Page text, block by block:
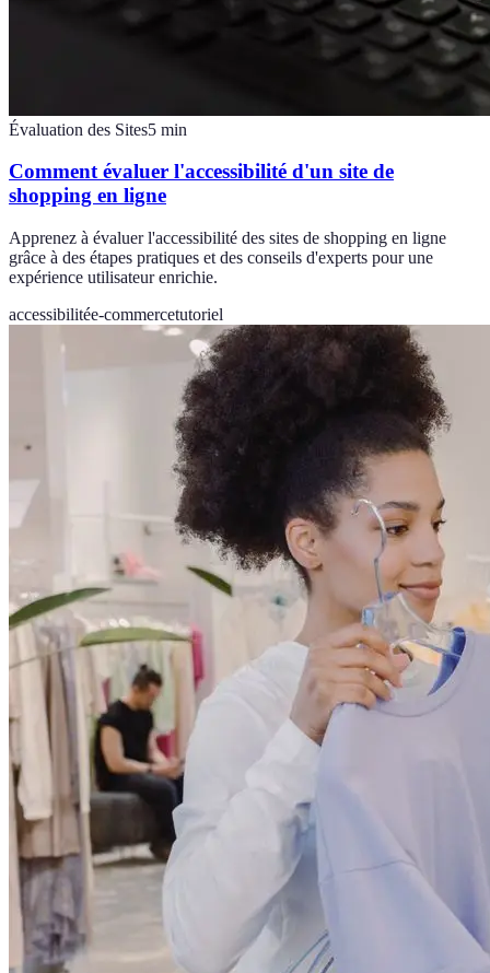
Évaluation des Sites5 min
Comment évaluer l'accessibilité d'un site de
shopping en ligne
Apprenez à évaluer l'accessibilité des sites de shopping en ligne
grâce à des étapes pratiques et des conseils d'experts pour une
expérience utilisateur enrichie.
accessibilitée-commercetutoriel